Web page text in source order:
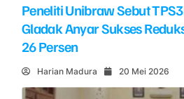
Peneliti Unibraw Sebut
Gladak Anyar Sukses
26 Persen
Harian Madura 20 Mei 2026